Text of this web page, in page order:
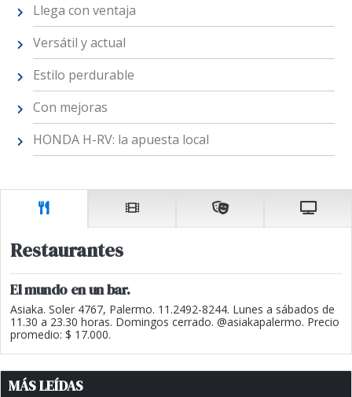
Llega con ventaja
Versátil y actual
Estilo perdurable
Con mejoras
HONDA H-RV: la apuesta local
Restaurantes
El mundo en un bar.
Asiaka. Soler 4767, Palermo. 11.2492-8244. Lunes a sábados de
11.30 a 23.30 horas. Domingos cerrado. @asiakapalermo. Precio
promedio: $ 17.000.
MÁS LEÍDAS